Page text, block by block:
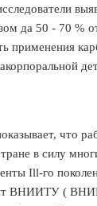
да 50 - 70 %
применения
что
в силу
Ill-го
ВНИИТУ (